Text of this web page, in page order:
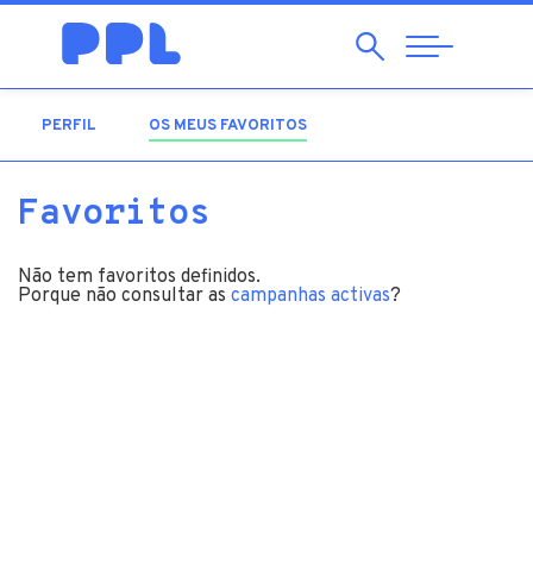
Pesquisar
Abrir
Navegação
PERFIL OS MEUS FAVORITOS
Favoritos
Não tem favoritos definidos.
Porque não consultar as campanhas activas?